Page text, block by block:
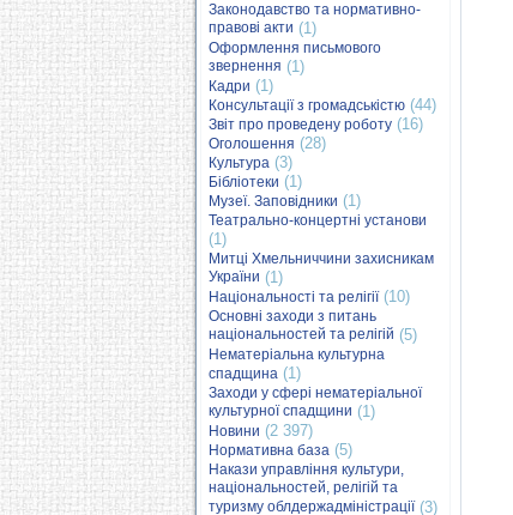
Законодавство та нормативно-
правові акти (1)
Оформлення письмового
звернення (1)
Кадри (1)
Консультації з громадськістю (44)
Звіт про проведену роботу (16)
Оголошення (28)
Культура (3)
Бібліотеки (1)
Музеї. Заповідники (1)
Театрально-концертні установи
(1)
Митці Хмельниччини захисникам
України (1)
Національності та релігії(10)
Основні заходи з питань
національностей та релігій (5)
Нематеріальна культурна
спадщина (1)
Заходи у сфері нематеріальної
культурної спадщини (1)
Новини (2 397)
Нормативна база (5)
Накази управління культури,
національностей, релігій та
туризму облдержадміністрації(3)